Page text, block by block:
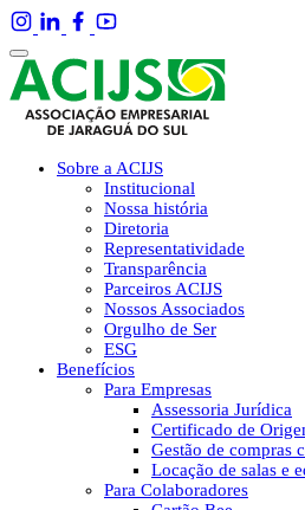
Sobre a ACIJS
Institucional
Nossa história
Diretoria
Representatividade
Transparência
Parceiros ACIJS
Nossos Associados
Orgulho de Ser
ESG
Benefícios
Para Empresas
Assessoria Jurídica
Certificado de
Gestão de compras
Locação de salas e
Para Colaboradores